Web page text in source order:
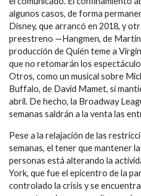
algunos casos, de forma
Disney, que arrancó en 2018, y
preestreno —Hangmen, de
producción de Quién teme a
que no retomarán los
Otros, como un musical sobre
Buffalo, de David Mamet, sí
abril. De hecho, la Broadway
semanas saldrán a la venta las
Pese a la relajación de las
semanas, el tener que mantener
personas está alterando la
York, que fue el epicentro de la
controlado la crisis y se